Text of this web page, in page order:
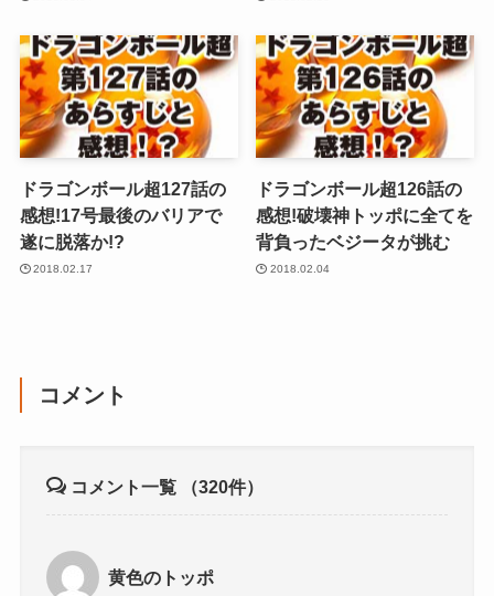
ドラゴンボール超127話の
感想!17号最後のバリアで
遂に脱落か!?
2018.02.17
ドラゴンボール超126話の
感想!破壊神トッポに全てを
背負ったベジータが挑む
2018.02.04
コメント
コメント一覧 （320件）
黄色のトッポ